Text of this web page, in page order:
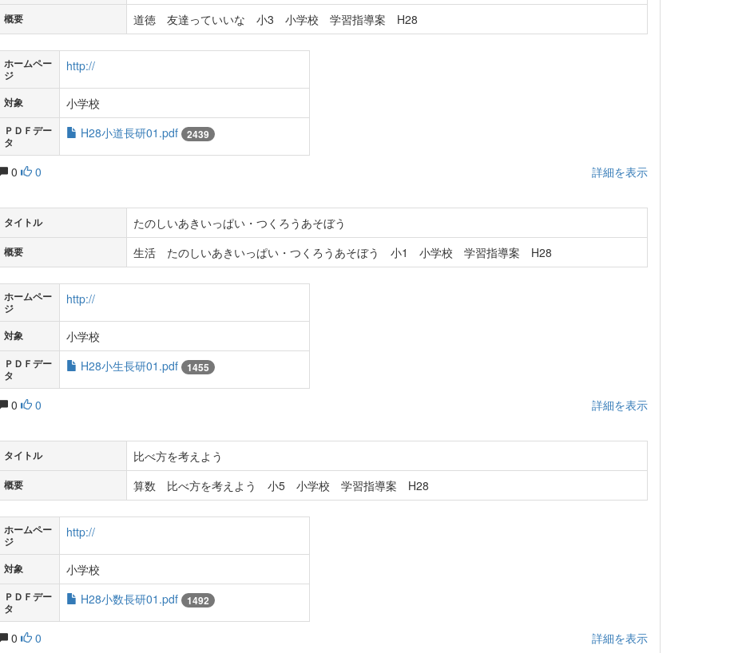
概要 道徳 友達っていいな 小3 小学校 学習指導案 H28
ホームペー
ジ
http://
対象 小学校
ＰＤＦデー
タ
H28小道長研01.pdf 2439
0 0 詳細を表示
タイトル たのしいあきいっぱい・つくろうあそぼう
概要 生活 たのしいあきいっぱい・つくろうあそぼう 小1 小学校 学習指導案 H28
ホームペー
ジ
http://
対象 小学校
ＰＤＦデー
タ
H28小生長研01.pdf 1455
0 0 詳細を表示
タイトル 比べ方を考えよう
概要 算数 比べ方を考えよう 小5 小学校 学習指導案 H28
ホームペー
ジ
http://
対象 小学校
ＰＤＦデー
タ
H28小数長研01.pdf 1492
0 0 詳細を表示